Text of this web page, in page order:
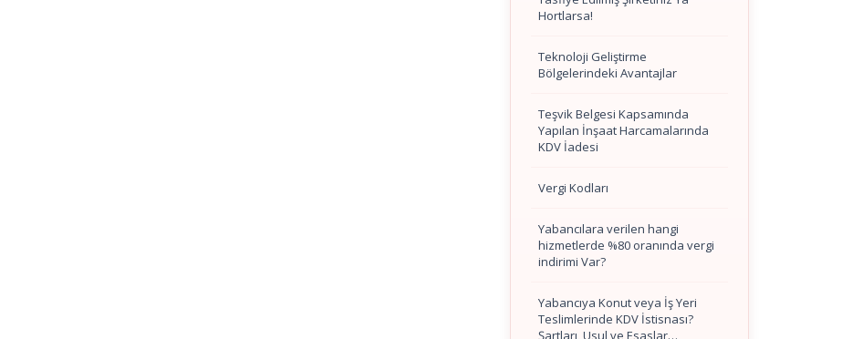
Hortlarsa!
Teknoloji Geliştirme
Bölgelerindeki Avantajlar
Teşvik Belgesi Kapsamında
Yapılan İnşaat Harcamalarında
KDV İadesi
Vergi Kodları
Yabancılara verilen hangi
hizmetlerde %80 oranında vergi
indirimi Var?
Yabancıya Konut veya İş Yeri
Teslimlerinde KDV İstisnası?
Şartları, Usul ve Esaslar…